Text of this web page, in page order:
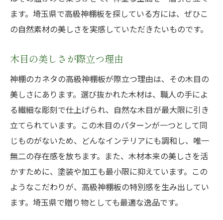
ます。埼玉県で高級神棚板を探している方には、ぜひこ
の自然素材の美しさを実感していただきたいものです。
木目の美しさが際立つ理由
神棚のカネタの高級神棚板が際立つ理由は、その木目の
美しさにあります。選び抜かれた木材は、職人の手によ
る繊細な彫刻で仕上げられ、自然な木目が最大限に引き
立てられています。この木目のパターンが一つとして同
じものがないため、どんなインテリアにも調和し、唯一
無二の存在感を放ちます。また、木材本来の美しさを活
かすために、塗装や加工も最小限に抑えています。この
ようなこだわりが、高級神棚板の特別感を生み出してい
ます。埼玉県で贈り物としても最適な逸品です。